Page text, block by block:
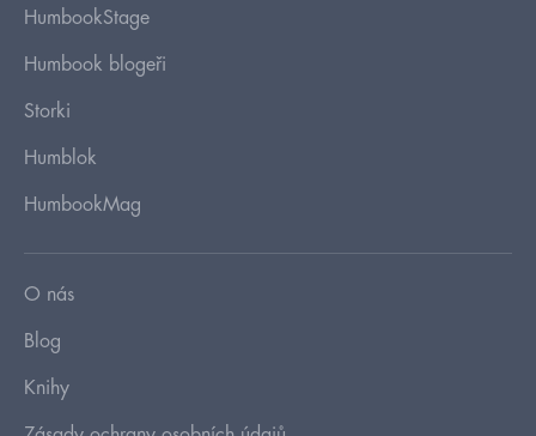
HumbookStage
Humbook blogeři
Storki
Humblok
HumbookMag
O nás
Blog
Knihy